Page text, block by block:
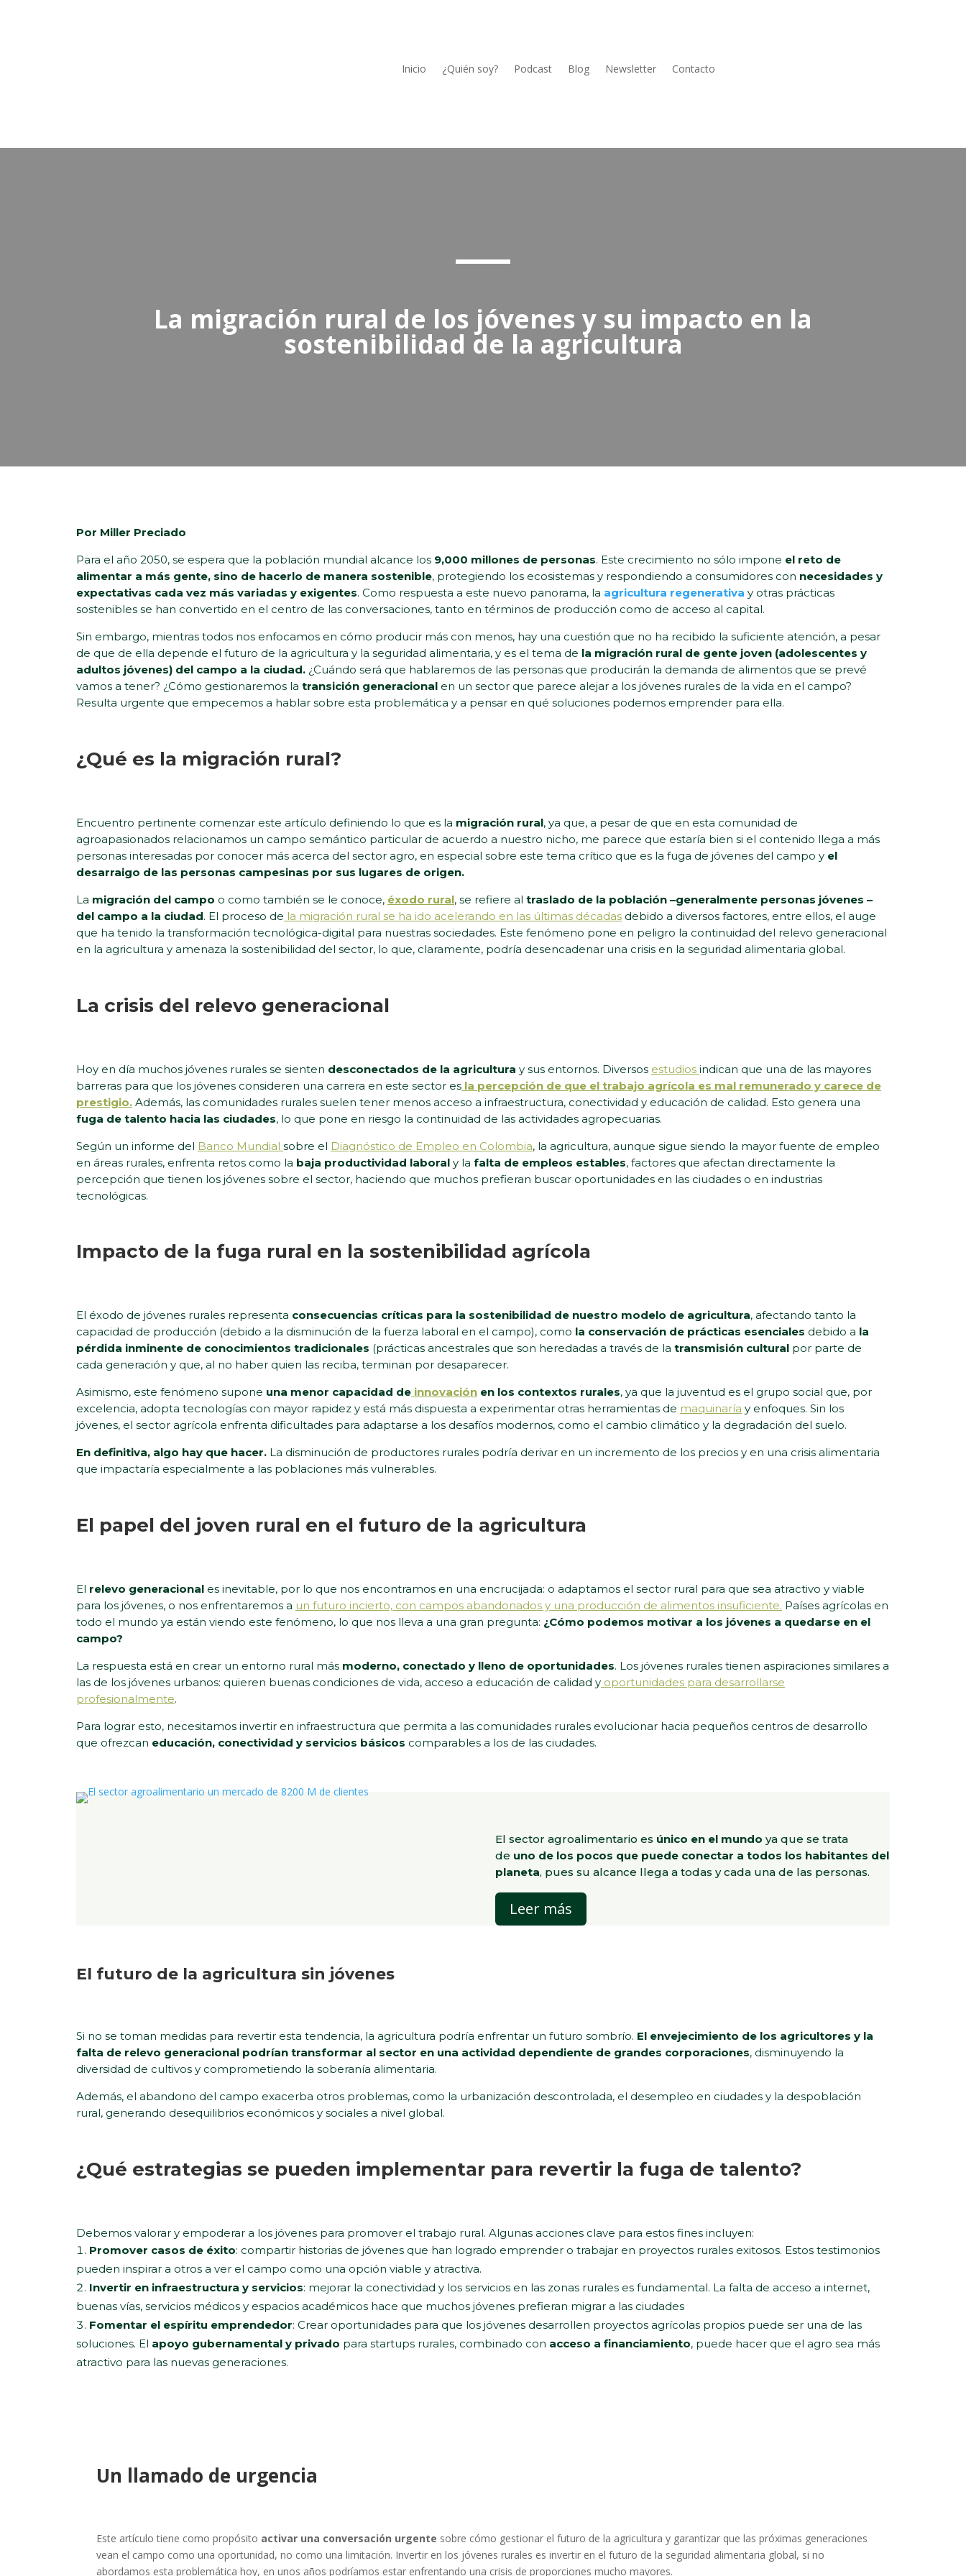
Inicio ¿Quién soy? Podcast Blog Newsletter Contacto
La migración rural de los jóvenes y su impacto en la
sostenibilidad de la agricultura
Por Miller Preciado
Para el año 2050, se espera que la población mundial alcance los 9,000 millones de personas. Este crecimiento no sólo impone el reto de
alimentar a más gente, sino de hacerlo de manera sostenible, protegiendo los ecosistemas y respondiendo a consumidores con necesidades y
expectativas cada vez más variadas y exigentes. Como respuesta a este nuevo panorama, la agricultura regenerativa y otras prácticas
sostenibles se han convertido en el centro de las conversaciones, tanto en términos de producción como de acceso al capital.
Sin embargo, mientras todos nos enfocamos en cómo producir más con menos, hay una cuestión que no ha recibido la suficiente atención, a pesar
de que de ella depende el futuro de la agricultura y la seguridad alimentaria, y es el tema de la migración rural de gente joven (adolescentes y
adultos jóvenes) del campo a la ciudad. ¿Cuándo será que hablaremos de las personas que producirán la demanda de alimentos que se prevé
vamos a tener? ¿Cómo gestionaremos la transición generacional en un sector que parece alejar a los jóvenes rurales de la vida en el campo?
Resulta urgente que empecemos a hablar sobre esta problemática y a pensar en qué soluciones podemos emprender para ella.
¿Qué es la migración rural?
Encuentro pertinente comenzar este artículo definiendo lo que es la migración rural, ya que, a pesar de que en esta comunidad de
agroapasionados relacionamos un campo semántico particular de acuerdo a nuestro nicho, me parece que estaría bien si el contenido llega a más
personas interesadas por conocer más acerca del sector agro, en especial sobre este tema crítico que es la fuga de jóvenes del campo y el
desarraigo de las personas campesinas por sus lugares de origen.
La migración del campo o como también se le conoce, éxodo rural, se refiere al traslado de la población –generalmente personas jóvenes –
del campo a la ciudad. El proceso de la migración rural se ha ido acelerando en las últimas décadas debido a diversos factores, entre ellos, el auge
que ha tenido la transformación tecnológica-digital para nuestras sociedades. Este fenómeno pone en peligro la continuidad del relevo generacional
en la agricultura y amenaza la sostenibilidad del sector, lo que, claramente, podría desencadenar una crisis en la seguridad alimentaria global.
La crisis del relevo generacional
Hoy en día muchos jóvenes rurales se sienten desconectados de la agricultura y sus entornos. Diversos estudios indican que una de las mayores
barreras para que los jóvenes consideren una carrera en este sector es la percepción de que el trabajo agrícola es mal remunerado y carece de
prestigio. Además, las comunidades rurales suelen tener menos acceso a infraestructura, conectividad y educación de calidad. Esto genera una
fuga de talento hacia las ciudades, lo que pone en riesgo la continuidad de las actividades agropecuarias.
Según un informe del Banco Mundial sobre el Diagnóstico de Empleo en Colombia, la agricultura, aunque sigue siendo la mayor fuente de empleo
en áreas rurales, enfrenta retos como la baja productividad laboral y la falta de empleos estables, factores que afectan directamente la
percepción que tienen los jóvenes sobre el sector, haciendo que muchos prefieran buscar oportunidades en las ciudades o en industrias
tecnológicas.
Impacto de la fuga rural en la sostenibilidad agrícola
El éxodo de jóvenes rurales representa consecuencias críticas para la sostenibilidad de nuestro modelo de agricultura, afectando tanto la
capacidad de producción (debido a la disminución de la fuerza laboral en el campo), como la conservación de prácticas esenciales debido a la
pérdida inminente de conocimientos tradicionales (prácticas ancestrales que son heredadas a través de la transmisión cultural por parte de
cada generación y que, al no haber quien las reciba, terminan por desaparecer.
Asimismo, este fenómeno supone una menor capacidad de innovación en los contextos rurales, ya que la juventud es el grupo social que, por
excelencia, adopta tecnologías con mayor rapidez y está más dispuesta a experimentar otras herramientas de maquinaría y enfoques. Sin los
jóvenes, el sector agrícola enfrenta dificultades para adaptarse a los desafíos modernos, como el cambio climático y la degradación del suelo.
En definitiva, algo hay que hacer. La disminución de productores rurales podría derivar en un incremento de los precios y en una crisis alimentaria
que impactaría especialmente a las poblaciones más vulnerables.
El papel del joven rural en el futuro de la agricultura
El relevo generacional es inevitable, por lo que nos encontramos en una encrucijada: o adaptamos el sector rural para que sea atractivo y viable
para los jóvenes, o nos enfrentaremos a un futuro incierto, con campos abandonados y una producción de alimentos insuficiente. Países agrícolas en
todo el mundo ya están viendo este fenómeno, lo que nos lleva a una gran pregunta: ¿Cómo podemos motivar a los jóvenes a quedarse en el
campo?
La respuesta está en crear un entorno rural más moderno, conectado y lleno de oportunidades. Los jóvenes rurales tienen aspiraciones similares a
las de los jóvenes urbanos: quieren buenas condiciones de vida, acceso a educación de calidad y oportunidades para desarrollarse
profesionalmente.
Para lograr esto, necesitamos invertir en infraestructura que permita a las comunidades rurales evolucionar hacia pequeños centros de desarrollo
que ofrezcan educación, conectividad y servicios básicos comparables a los de las ciudades.
El sector agroalimentario es único en el mundo ya que se trata
de uno de los pocos que puede conectar a todos los habitantes del
planeta, pues su alcance llega a todas y cada una de las personas.
Leer más
El futuro de la agricultura sin jóvenes
Si no se toman medidas para revertir esta tendencia, la agricultura podría enfrentar un futuro sombrío. El envejecimiento de los agricultores y la
falta de relevo generacional podrían transformar al sector en una actividad dependiente de grandes corporaciones, disminuyendo la
diversidad de cultivos y comprometiendo la soberanía alimentaria.
Además, el abandono del campo exacerba otros problemas, como la urbanización descontrolada, el desempleo en ciudades y la despoblación
rural, generando desequilibrios económicos y sociales a nivel global.
¿Qué estrategias se pueden implementar para revertir la fuga de talento?
Debemos valorar y empoderar a los jóvenes para promover el trabajo rural. Algunas acciones clave para estos fines incluyen:
Promover casos de éxito: compartir historias de jóvenes que han logrado emprender o trabajar en proyectos rurales exitosos. Estos testimonios
pueden inspirar a otros a ver el campo como una opción viable y atractiva.
Invertir en infraestructura y servicios: mejorar la conectividad y los servicios en las zonas rurales es fundamental. La falta de acceso a internet,
buenas vías, servicios médicos y espacios académicos hace que muchos jóvenes prefieran migrar a las ciudades
Fomentar el espíritu emprendedor: Crear oportunidades para que los jóvenes desarrollen proyectos agrícolas propios puede ser una de las
soluciones. El apoyo gubernamental y privado para startups rurales, combinado con acceso a financiamiento, puede hacer que el agro sea más
atractivo para las nuevas generaciones.
Un llamado de urgencia
Este artículo tiene como propósito activar una conversación urgente sobre cómo gestionar el futuro de la agricultura y garantizar que las próximas generaciones
vean el campo como una oportunidad, no como una limitación. Invertir en los jóvenes rurales es invertir en el futuro de la seguridad alimentaria global, si no
abordamos esta problemática hoy, en unos años podríamos estar enfrentando una crisis de proporciones mucho mayores.